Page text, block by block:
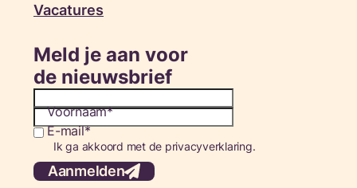
Vacatures
Meld je aan voor
de nieuwsbrief
Voornaam
E-mail
Consent
Ik ga akkoord met de privacyverklaring.
Aanmelden